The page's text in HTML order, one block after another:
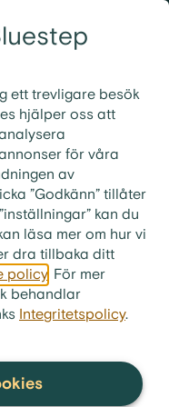
ett trevligare besök
hjälper oss att
för våra
av
”Godkänn” tillåter
kan du
läsa mer om hur vi
dra tillbaka ditt
policy . För mer
behandlar
Integritetspolicy.
och
Frågor & Svar
Bank Group
bankkoncernen